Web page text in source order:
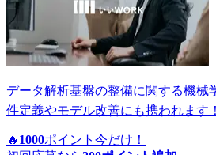
データ解析基盤の整備に関する機械
件定義やモデル改善にも携われます！
🔥 1000ポイント 今だけ！